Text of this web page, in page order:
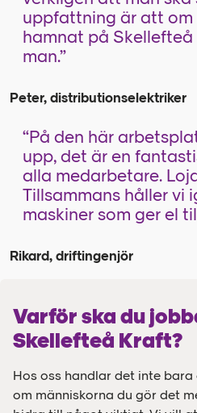
uppfattning är att om
hamnat på
man.”
Peter, distributionselektriker
“På den här
upp, det är en
alla medarbetare.
Tillsammans håller vi
maskiner som ger el
Rikard, driftingenjör
Varför ska du
Skellefteå Kraft?
Hos oss handlar det inte
om människorna du gör det